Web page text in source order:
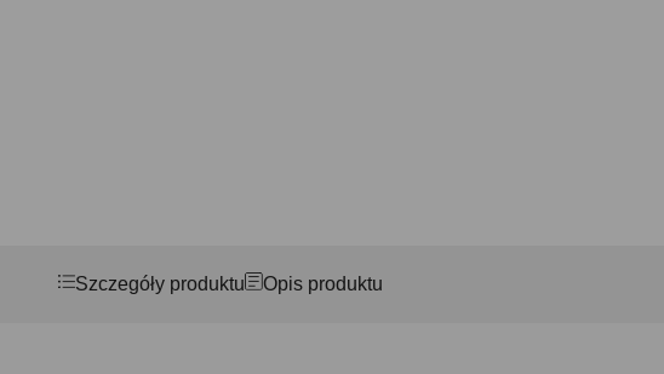
Szczegóły produktu Opis produktu